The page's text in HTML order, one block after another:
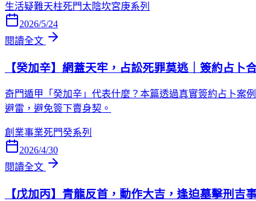
生活疑難天柱死門太陰坎宮庚系列
2026/5/24
閱讀全文
【癸加辛】網蓋天牢，占訟死罪莫逃｜簽約占卜
奇門遁甲「癸加辛」代表什麼？本篇透過真實簽約占卜案
避雷，避免簽下賣身契。
創業事業死門癸系列
2026/4/30
閱讀全文
【戊加丙】青龍反首，動作大吉，逢迫墓擊刑吉